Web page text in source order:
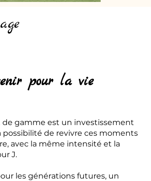
pour la vie
gamme est un investissement
possibilité de revivre ces moments
avec la même intensité et la
J.
les générations futures, un